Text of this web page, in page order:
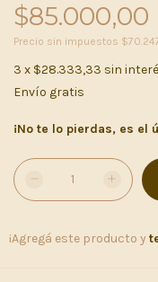
$85.000,00
Precio sin impuestos
3 x $28.333,33 sin
Envío gratis
¡No te lo pierdas, es el
¡Agregá este producto y